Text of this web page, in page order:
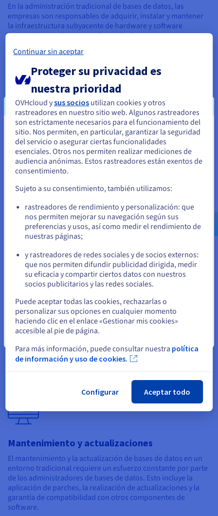
En la administración tradicional de bases de datos, las
empresas son responsables de adquirir, instalar y mantener
la infraestructura subyacente de hardware y software
necesaria para ejecutar sus bases de datos.
Esto implica importantes inversiones iniciales de capital,
personal de TI especializado para administrar la
infraestructura. DBaaS, por otro lado, elimina la necesidad de
contar con una infraestructura local. El partner cloud se
ocupa de todos los aspectos de hardware y software,
liberando a las organizaciones de las complejidades de la
gestión de infraestructuras.
Provisionamiento y Configuración de la Base
de Datos
El aprovisionamiento y la configuración de una nueva base de
datos en un entorno tradicional pueden ser complejos y llevar
mucho tiempo. A menudo implica la instalación manual, la
configuración y la optimización, lo que requiere
administradores de bases de datos especializados.
DBaaS optimiza este proceso al proporcionar portales de
autoservicio o API que permiten a los usuarios aprovisionar y
configurar bases de datos con solo unos clics o líneas de
código. Esto reduce considerablemente el tiempo y el
de datos.
Mantenimiento y actualizaciones
El mantenimiento y la actualización de bases de datos en un
entorno tradicional requiere un esfuerzo constante por parte
de los administradores de bases de datos. Esto incluye la
aplicación de parches, la realización de actualizaciones y la
garantía de compatibilidad con otros componentes de
software.
Parece que está ubicado en Estados
Unidos
Si quiere hacer un pedido desde Estados Unidos, deberá buscar
el sitio web adecuado y crear una cuenta.
us.ovhcloud.com/learn Inglés USD - $
Permanezca en el sitio web actual
Continuar sin aceptar
Proteger su privacidad es
nuestra prioridad
OVHcloud ysus socios utilizan cookies y otros
rastreadores en nuestro sitio web. Algunos rastreadores
son estrictamente necesarios para el funcionamiento del
sitio. Nos permiten, en particular, garantizar la seguridad
del servicio o asegurar ciertas funcionalidades
esenciales. Otros nos permiten realizar mediciones de
audiencia anónimas. Estos rastreadores están exentos de
consentimiento.
Sujeto a su consentimiento, también utilizamos:
rastreadores de rendimiento y personalización: que
nos permiten mejorar su navegación según sus
preferencias y usos, así como medir el rendimiento de
nuestras páginas;
y rastreadores de redes sociales y de socios externos:
que nos permiten difundir publicidad dirigida, medir
su eficacia y compartir ciertos datos con nuestros
socios publicitarios y las redes sociales.
Puede aceptar todas las cookies, rechazarlas o
personalizar sus opciones en cualquier momento
haciendo clic en el enlace «Gestionar mis cookies»
accesible al pie de página.
Para más información, puede consultar nuestra política
de información y uso de cookies.
Configurar Aceptar todo